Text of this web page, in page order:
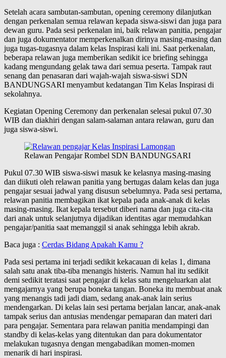
Setelah acara sambutan-sambutan, opening ceremony dilanjutkan
dengan perkenalan semua relawan kepada siswa-siswi dan juga para
dewan guru. Pada sesi perkenalan ini, baik relawan panitia, pengajar
dan juga dokumentator memperkenalkan dirinya masing-masing dan
juga tugas-tugasnya dalam kelas Inspirasi kali ini. Saat perkenalan,
beberapa relawan juga memberikan sedikit ice briefing sehingga
kadang mengundang gelak tawa dari semua peserta. Tampak raut
senang dan penasaran dari wajah-wajah siswa-siswi SDN
BANDUNGSARI menyambut kedatangan Tim Kelas Inspirasi di
sekolahnya.
Kegiatan Opening Ceremony dan perkenalan selesai pukul 07.30
WIB dan diakhiri dengan salam-salaman antara relawan, guru dan
juga siswa-siswi.
Relawan Pengajar Rombel SDN BANDUNGSARI
Pukul 07.30 WIB siswa-siswi masuk ke kelasnya masing-masing
dan diikuti oleh relawan panitia yang bertugas dalam kelas dan juga
pengajar sesuai jadwal yang disusun sebelumnya. Pada sesi pertama,
relawan panitia membagikan ikat kepala pada anak-anak di kelas
masing-masing. Ikat kepala tersebut diberi nama dan juga cita-cita
dari anak untuk selanjutnya dijadikan identitas agar memudahkan
pengajar/panitia saat memanggil si anak sehingga lebih akrab.
Baca juga : Cerdas Bidang Apakah Kamu ?
Pada sesi pertama ini terjadi sedikit kekacauan di kelas 1, dimana
salah satu anak tiba-tiba menangis histeris. Namun hal itu sedikit
demi sedikit teratasi saat pengajar di kelas satu mengeluarkan alat
mengajarnya yang berupa boneka tangan. Boneka itu membuat anak
yang menangis tadi jadi diam, sedang anak-anak lain serius
mendengarkan. Di kelas lain sesi pertama berjalan lancar, anak-anak
tampak serius dan antusias mendengar pemaparan dan materi dari
para pengajar. Sementara para relawan panitia mendampingi dan
standby di kelas-kelas yang ditentukan dan para dokumentator
melakukan tugasnya dengan mengabadikan momen-momen
menarik di hari inspirasi.